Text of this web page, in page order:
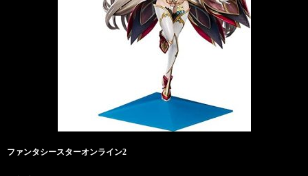
ファンタシースターオンライン2